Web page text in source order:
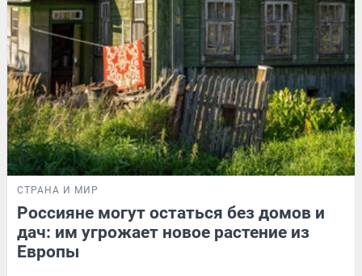
СТРАНА И МИР
Россияне могут остаться без домов и
дач: им угрожает новое растение из
Европы